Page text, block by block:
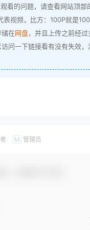
看的问题，请查看网站顶部
视频，比方：100P就是100
储在网盘，并且上传之前经过
问一下链接看有没有失效
M 管理员